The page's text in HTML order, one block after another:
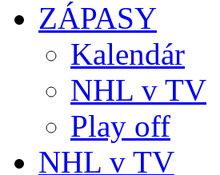
ZÁPASY
Kalendár
NHL v TV
Play off
NHL v TV